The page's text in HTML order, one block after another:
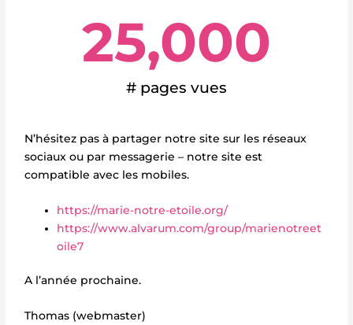
# pages vues
25,000
N’hésitez pas à partager notre site sur les réseaux
sociaux ou par messagerie – notre site est
compatible avec les mobiles.
https://marie-notre-etoile.org/
https://www.alvarum.com/group/marienotreet
oile7
A l’année prochaine.
Thomas (webmaster)